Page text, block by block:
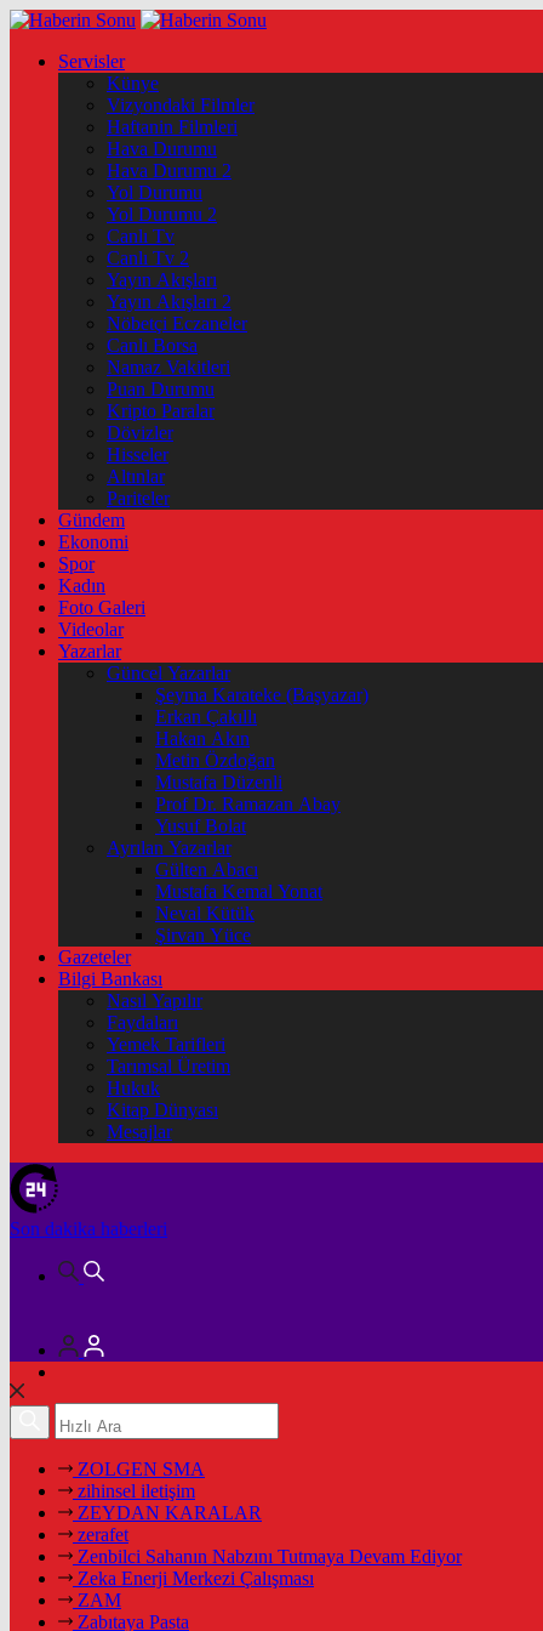
Servisler
Künye
Vizyondaki Filmler
Haftanin Filmleri
Hava Durumu
Hava Durumu 2
Yol Durumu
Yol Durumu 2
Canlı Tv
Canlı Tv 2
Yayın Akışları
Yayın Akışları 2
Nöbetçi Eczaneler
Canlı Borsa
Namaz Vakitleri
Puan Durumu
Kripto Paralar
Dövizler
Hisseler
Altınlar
Pariteler
Gündem
Ekonomi
Spor
Kadın
Foto Galeri
Videolar
Yazarlar
Güncel Yazarlar
Şeyma Karateke (Başyazar)
Erkan Çakıllı
Hakan Akın
Metin Özdoğan
Mustafa Düzenli
Prof Dr. Ramazan Abay
Yusuf Bolat
Ayrılan Yazarlar
Gülten Abacı
Mustafa Kemal Yonat
Neval Kütük
Şirvan Yüce
Gazeteler
Bilgi Bankası
Nasıl Yapılır
Faydaları
Yemek Tarifleri
Tarımsal Üretim
Hukuk
Kitap Dünyası
Mesajlar
Son dakika haberleri
ZOLGEN SMA
zihinsel iletişim
ZEYDAN KARALAR
zerafet
Zenbilci Sahanın Nabzını Tutmaya Devam Ediyor
Zeka Enerji Merkezi Çalışması
ZAM
Zabıtaya Pasta